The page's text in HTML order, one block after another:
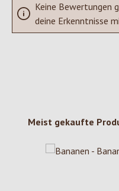
Keine Bewertungen
deine Erkenntnisse
Produktgalerie
Meist gekaufte